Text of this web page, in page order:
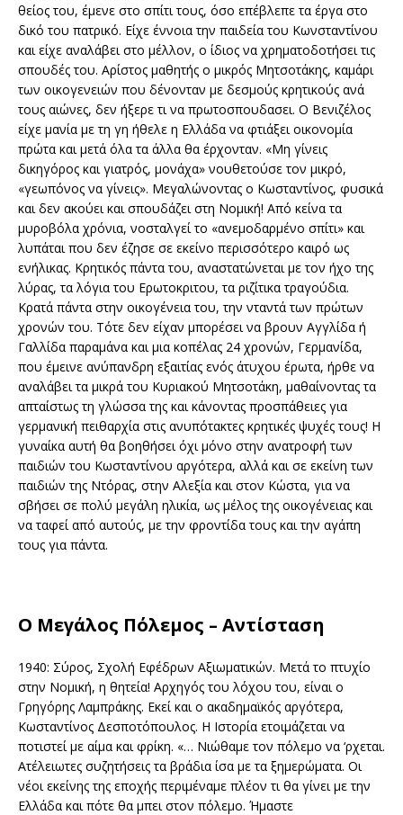
θείος του, έμενε στο σπίτι τους, όσο επέβλεπε τα έργα στο
δικό του πατρικό. Είχε έννοια την παιδεία του Κωνσταντίνου
και είχε αναλάβει στο μέλλον, ο ίδιος να χρηματοδοτήσει τις
σπουδές του. Αρίστος μαθητής ο μικρός Μητσοτάκης, καμάρι
των οικογενειών που δένονταν με δεσμούς κρητικούς ανά
τους αιώνες, δεν ήξερε τι να πρωτοσπουδασει. Ο Βενιζέλος
είχε μανία με τη γη ήθελε η Ελλάδα να φτιάξει οικονομία
πρώτα και μετά όλα τα άλλα θα έρχονταν. «Μη γίνεις
δικηγόρος και γιατρός, μονάχα» νουθετούσε τον μικρό,
«γεωπόνος να γίνεις». Μεγαλώνοντας ο Κωσταντίνος, φυσικά
και δεν ακούει και σπουδάζει στη Νομική! Από κείνα τα
μυροβόλα χρόνια, νοσταλγεί το «ανεμοδαρμένο σπίτι» και
λυπάται που δεν έζησε σε εκείνο περισσότερο καιρό ως
ενήλικας. Κρητικός πάντα του, αναστατώνεται με τον ήχο της
λύρας, τα λόγια του Ερωτοκριτου, τα ριζίτικα τραγούδια.
Κρατά πάντα στην οικογένεια του, την νταντά των πρώτων
χρονών του. Τότε δεν είχαν μπορέσει να βρουν Αγγλίδα ή
Γαλλίδα παραμάνα και μια κοπέλας 24 χρονών, Γερμανίδα,
που έμεινε ανύπανδρη εξαιτίας ενός άτυχου έρωτα, ήρθε να
αναλάβει τα μικρά του Κυριακού Μητσοτάκη, μαθαίνοντας τα
απταίστως τη γλώσσα της και κάνοντας προσπάθειες για
γερμανική πειθαρχία στις ανυπότακτες κρητικές ψυχές τους! Η
γυναίκα αυτή θα βοηθήσει όχι μόνο στην ανατροφή των
παιδιών του Κωσταντίνου αργότερα, αλλά και σε εκείνη των
παιδιών της Ντόρας, στην Αλεξία και στον Κώστα, για να
σβήσει σε πολύ μεγάλη ηλικία, ως μέλος της οικογένειας και
να ταφεί από αυτούς, με την φροντίδα τους και την αγάπη
τους για πάντα.
Ο Μεγάλος Πόλεμος – Αντίσταση
1940: Σύρος, Σχολή Εφέδρων Αξιωματικών. Μετά το πτυχίο
στην Νομική, η θητεία! Αρχηγός του λόχου του, είναι ο
Γρηγόρης Λαμπράκης. Εκεί και ο ακαδημαϊκός αργότερα,
Κωσταντίνος Δεσποτόπουλος. Η Ιστορία ετοιμάζεται να
ποτιστεί με αίμα και φρίκη. «… Νιώθαμε τον πόλεμο να ‘ρχεται.
Ατέλειωτες συζητήσεις τα βράδια ίσα με τα ξημερώματα. Οι
νέοι εκείνης της εποχής περιμέναμε πλέον τι θα γίνει με την
Ελλάδα και πότε θα μπει στον πόλεμο. Ήμαστε